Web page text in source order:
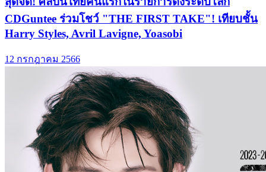
CDGuntee ร่วมโชว์ "THE FIRST TAKE"! เทียบชั้น
Harry Styles, Avril Lavigne, Yoasobi
12 กรกฎาคม 2566